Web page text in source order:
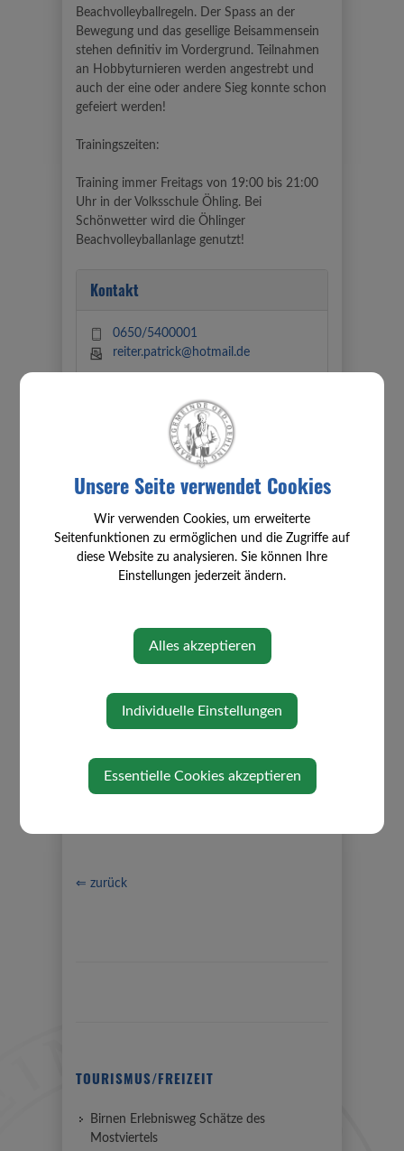
Beachvolleyballregeln. Der Spass an der
Bewegung und das gesellige Beisammensein
stehen definitiv im Vordergrund. Teilnahmen
an Hobbyturnieren werden angestrebt und
auch der eine oder andere Sieg konnte schon
gefeiert werden!
Trainingszeiten:
Training immer Freitags von 19:00 bis 21:00
Uhr in der Volksschule Öhling. Bei
Schönwetter wird die Öhlinger
Beachvolleyballanlage genutzt!
Kontakt
0650/5400001
reiter.patrick@hotmail.de
Öffnungszeiten
Training immer Freitags von 19:00 bis
21:00 Uhr und gelegentlich
Donnerstags 18:00 bis 20:00 Uhr in der
Volksschule Öhling bzw. bei
Schönwetter am Beachplatz in Öhling.
Standort
⇐ zurück
TOURISMUS/FREIZEIT
Birnen Erlebnisweg Schätze des
Mostviertels
Unsere Seite verwendet Cookies
Wir verwenden Cookies, um erweiterte
Seitenfunktionen zu ermöglichen und die Zugriffe auf
diese Website zu analysieren. Sie können Ihre
Einstellungen jederzeit ändern.
Alles akzeptieren
Individuelle Einstellungen
Essentielle Cookies akzeptieren